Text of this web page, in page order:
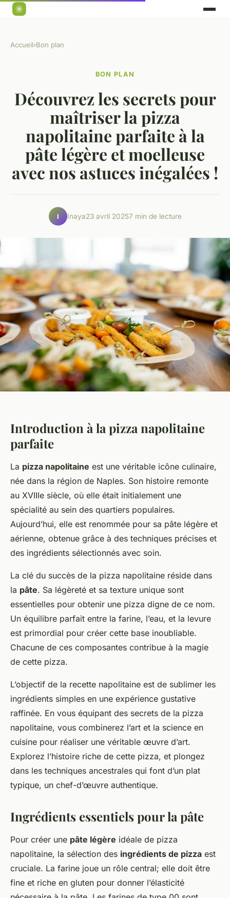
Accueil›Bon plan
BON PLAN
Découvrez les secrets pour
maîtriser la pizza
napolitaine parfaite à la
pâte légère et moelleuse
avec nos astuces inégalées !
I Inaya23 avril 20257 min de lecture
Introduction à la pizza napolitaine
parfaite
La pizza napolitaine est une véritable icône culinaire,
née dans la région de Naples. Son histoire remonte
au XVIIIe siècle, où elle était initialement une
spécialité au sein des quartiers populaires.
Aujourd’hui, elle est renommée pour sa pâte légère et
aérienne, obtenue grâce à des techniques précises et
des ingrédients sélectionnés avec soin.
La clé du succès de la pizza napolitaine réside dans
la pâte. Sa légèreté et sa texture unique sont
essentielles pour obtenir une pizza digne de ce nom.
Un équilibre parfait entre la farine, l’eau, et la levure
est primordial pour créer cette base inoubliable.
Chacune de ces composantes contribue à la magie
de cette pizza.
L’objectif de la recette napolitaine est de sublimer les
ingrédients simples en une expérience gustative
raffinée. En vous équipant des secrets de la pizza
napolitaine, vous combinerez l’art et la science en
cuisine pour réaliser une véritable œuvre d’art.
Explorez l’histoire riche de cette pizza, et plongez
dans les techniques ancestrales qui font d’un plat
typique, un chef-d’œuvre authentique.
Ingrédients essentiels pour la pâte
Pour créer une pâte légère idéale de pizza
napolitaine, la sélection des ingrédients de pizza est
cruciale. La farine joue un rôle central; elle doit être
fine et riche en gluten pour donner l’élasticité